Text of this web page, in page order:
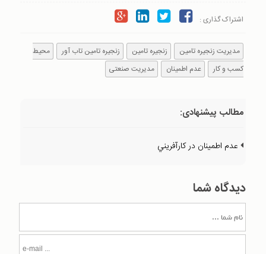
اشتراک گذاری :
مدیریت زنجیره تامین زنجیره تامین زنجیره تامین تاب آور
محیط
کسب و کار
عدم اطمینان مدیریت صنعتی
مطالب پیشنهادی:
عدم اطمينان در كارآفريني
دیدگاه شما